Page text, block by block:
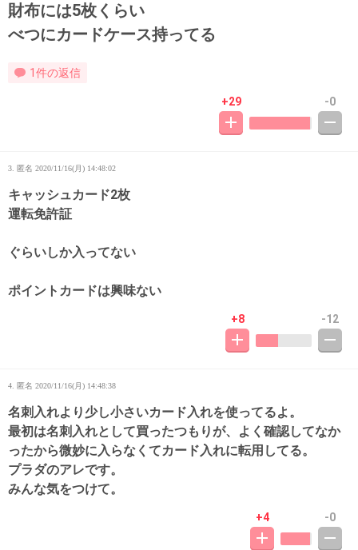
財布には5枚くらい
べつにカードケース持ってる
1件の返信
+29 -0
3. 匿名 2020/11/16(月) 14:48:02
キャッシュカード2枚
運転免許証
ぐらいしか入ってない
ポイントカードは興味ない
+8 -12
4. 匿名 2020/11/16(月) 14:48:38
名刺入れより少し小さいカード入れを使ってるよ。
最初は名刺入れとして買ったつもりが、よく確認してなか
ったから微妙に入らなくてカード入れに転用してる。
プラダのアレです。
みんな気をつけて。
+4 -0